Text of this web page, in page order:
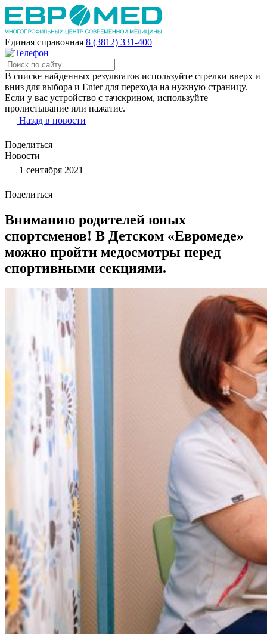
Единая справочная 8 (3812) 331-400
В списке найденных результатов используйте стрелки вверх и
вниз для выбора и Enter для перехода на нужную страницу.
Если у вас устройство с тачскрином, используйте
пролистывание или нажатие.
Назад в новости
Поделиться
Новости
1 сентября 2021
Поделиться
Вниманию родителей юных
спортсменов! В Детском «Евромеде»
можно пройти медосмотры перед
спортивными секциями.